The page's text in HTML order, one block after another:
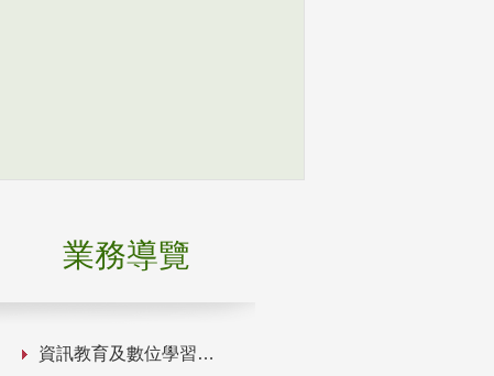
業務導覽
資訊教育及數位學習